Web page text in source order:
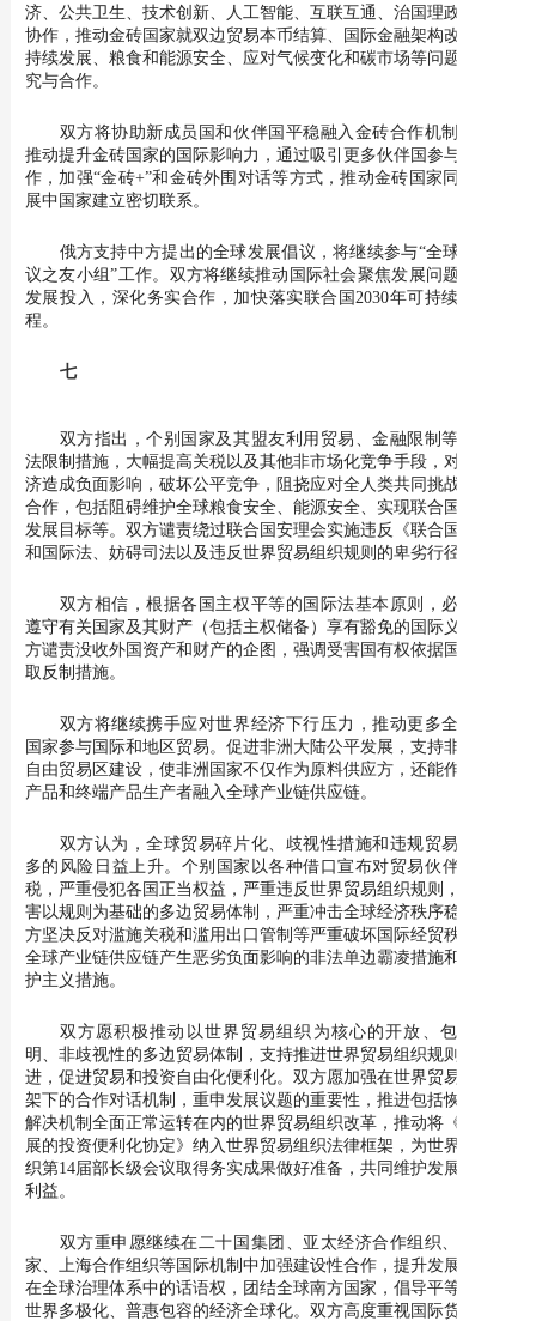
济、公共卫生、技术创新、人工智能、互联互通、治国理政等领域
协作，推动金砖国家就双边贸易本币结算、国际金融架构改革、可
持续发展、粮食和能源安全、应对气候变化和碳市场等问题加强研
究与合作。
双方将协助新成员国和伙伴国平稳融入金砖合作机制，继续
推动提升金砖国家的国际影响力，通过吸引更多伙伴国参与金砖合
作，加强“金砖+”和金砖外围对话等方式，推动金砖国家同广大发
展中国家建立密切联系。
俄方支持中方提出的全球发展倡议，将继续参与“全球发展倡
议之友小组”工作。双方将继续推动国际社会聚焦发展问题，增加
发展投入，深化务实合作，加快落实联合国2030年可持续发展议
程。
七
双方指出，个别国家及其盟友利用贸易、金融限制等单边非
法限制措施，大幅提高关税以及其他非市场化竞争手段，对世界经
济造成负面影响，破坏公平竞争，阻挠应对全人类共同挑战的国际
合作，包括阻碍维护全球粮食安全、能源安全、实现联合国可持续
发展目标等。双方谴责绕过联合国安理会实施违反《联合国宪章》
和国际法、妨碍司法以及违反世界贸易组织规则的卑劣行径。
双方相信，根据各国主权平等的国际法基本原则，必须严格
遵守有关国家及其财产（包括主权储备）享有豁免的国际义务。双
方谴责没收外国资产和财产的企图，强调受害国有权依据国际法采
取反制措施。
双方将继续携手应对世界经济下行压力，推动更多全球南方
国家参与国际和地区贸易。促进非洲大陆公平发展，支持非洲大陆
自由贸易区建设，使非洲国家不仅作为原料供应方，还能作为中间
产品和终端产品生产者融入全球产业链供应链。
双方认为，全球贸易碎片化、歧视性措施和违规贸易限制增
多的风险日益上升。个别国家以各种借口宣布对贸易伙伴滥施关
税，严重侵犯各国正当权益，严重违反世界贸易组织规则，严重损
害以规则为基础的多边贸易体制，严重冲击全球经济秩序稳定。双
方坚决反对滥施关税和滥用出口管制等严重破坏国际经贸秩序、对
全球产业链供应链产生恶劣负面影响的非法单边霸凌措施和单边保
护主义措施。
双方愿积极推动以世界贸易组织为核心的开放、包容、透
明、非歧视性的多边贸易体制，支持推进世界贸易组织规则与时俱
进，促进贸易和投资自由化便利化。双方愿加强在世界贸易组织框
架下的合作对话机制，重申发展议题的重要性，推进包括恢复争端
解决机制全面正常运转在内的世界贸易组织改革，推动将《促进发
展的投资便利化协定》纳入世界贸易组织法律框架，为世界贸易组
织第14届部长级会议取得务实成果做好准备，共同维护发展中国家
利益。
双方重申愿继续在二十国集团、亚太经济合作组织、金砖国
家、上海合作组织等国际机制中加强建设性合作，提升发展中国家
在全球治理体系中的话语权，团结全球南方国家，倡导平等有序的
世界多极化、普惠包容的经济全球化。双方高度重视国际货币基金